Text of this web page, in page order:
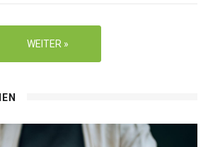
WEITER »